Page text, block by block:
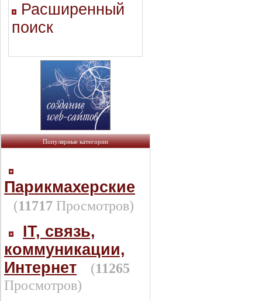
Расширенный
поиск
Популярные категории
Парикмахерские
(11717 Просмотров)
IT, связь,
коммуникации,
Интернет
(11265
Просмотров)